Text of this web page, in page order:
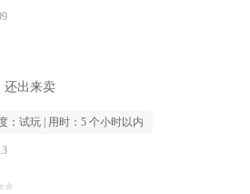
还出来卖
： 试玩 | 用时： 5 个小时以内